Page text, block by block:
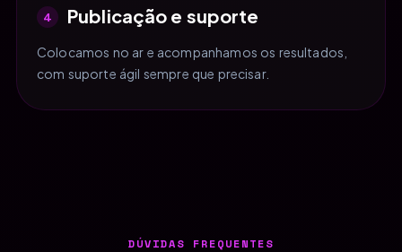
4 Publicação e suporte
Colocamos no ar e acompanhamos os resultados,
com suporte ágil sempre que precisar.
DÚVIDAS FREQUENTES